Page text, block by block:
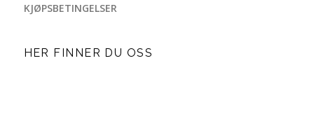
KJØPSBETINGELSER
HER FINNER DU OSS